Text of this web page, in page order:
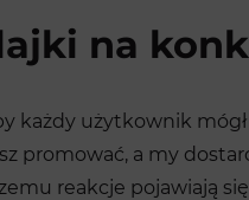
na
każdy użytkownik
promować, a my
reakcje pojawiają